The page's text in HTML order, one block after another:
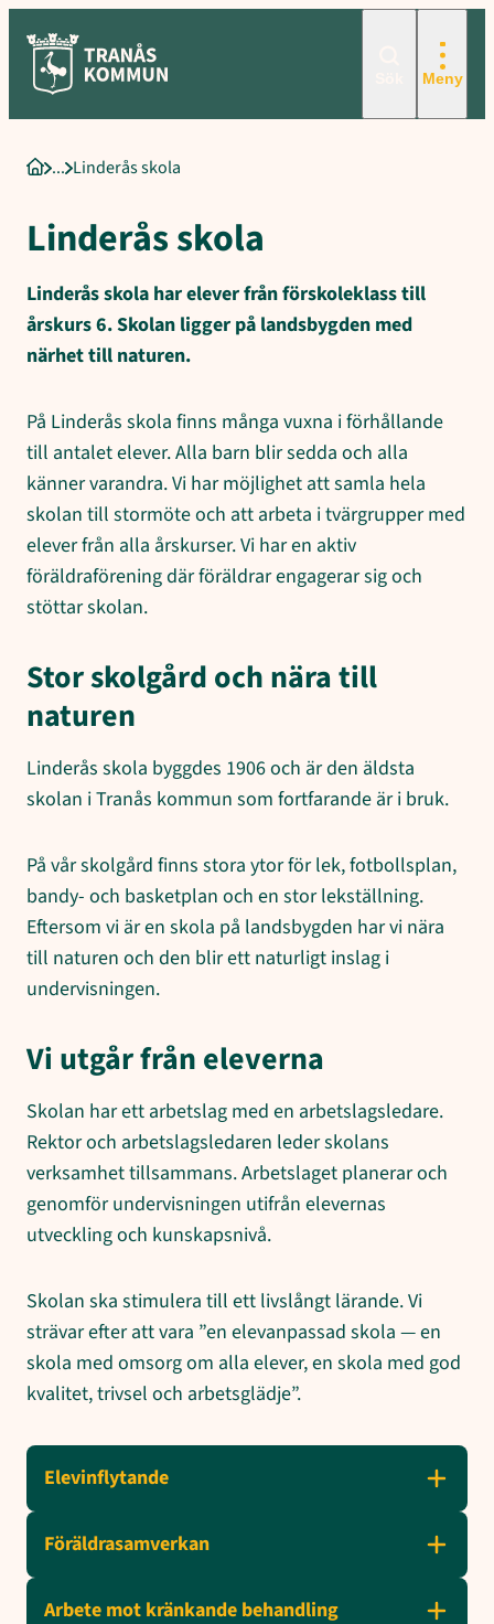
innehåll
Meny
StartsidaLinderås skola
Linderås skola
Linderås skola har elever från förskoleklass till
årskurs 6. Skolan ligger på landsbygden med
närhet till naturen.
På Linderås skola finns många vuxna i förhållande
till antalet elever. Alla barn blir sedda och alla
känner varandra. Vi har möjlighet att samla hela
skolan till stormöte och att arbeta i tvärgrupper med
elever från alla årskurser. Vi har en aktiv
föräldraförening där föräldrar engagerar sig och
stöttar skolan.
Stor skolgård och nära till
naturen
Linderås skola byggdes 1906 och är den äldsta
skolan i Tranås kommun som fortfarande är i bruk.
På vår skolgård finns stora ytor för lek, fotbollsplan,
bandy- och basketplan och en stor lekställning.
Eftersom vi är en skola på landsbygden har vi nära
till naturen och den blir ett naturligt inslag i
undervisningen.
Vi utgår från eleverna
Skolan har ett arbetslag med en arbetslagsledare.
Rektor och arbetslagsledaren leder skolans
verksamhet tillsammans. Arbetslaget planerar och
genomför undervisningen utifrån elevernas
utveckling och kunskapsnivå.
Skolan ska stimulera till ett livslångt lärande. Vi
strävar efter att vara ”en elevanpassad skola — en
skola med omsorg om alla elever, en skola med god
kvalitet, trivsel och arbetsglädje”.
Elevinflytande
Föräldrasamverkan
Arbete mot kränkande behandling